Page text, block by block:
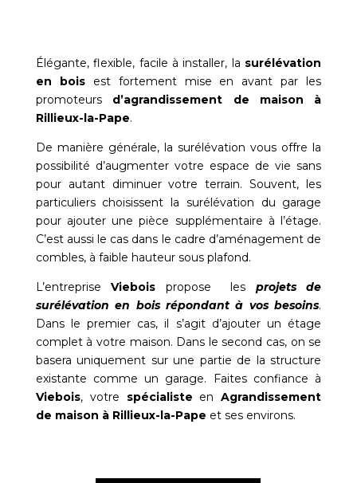
Élégante, flexible, facile à installer, la surélévation
en boisest fortement mise en avant par les
promoteurs d’agrandissement de maison à
Rillieux-la-Pape.
De manière générale, la surélévation vous offre la
possibilité d’augmenter votre espace de vie sans
pour autant diminuer votre terrain. Souvent, les
particuliers choisissent la surélévation du garage
pour ajouter une pièce supplémentaire à l’étage.
C’est aussi le cas dans le cadre d’aménagement de
combles, à faible hauteur sous plafond.
L’entrepriseViebois propose les projets de
surélévation en bois répondant à vos besoins.
Dans le premier cas, il s’agit d’ajouter un étage
complet à votre maison. Dans le second cas, on se
basera uniquement sur une partie de la structure
existante comme un garage. Faites confiance à
Viebois, votre spécialiste enAgrandissement
de maison à Rillieux-la-Pape et ses environs.